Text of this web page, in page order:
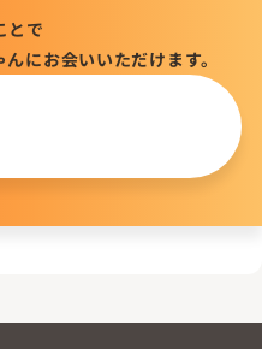
とで
にお会いいただけます。